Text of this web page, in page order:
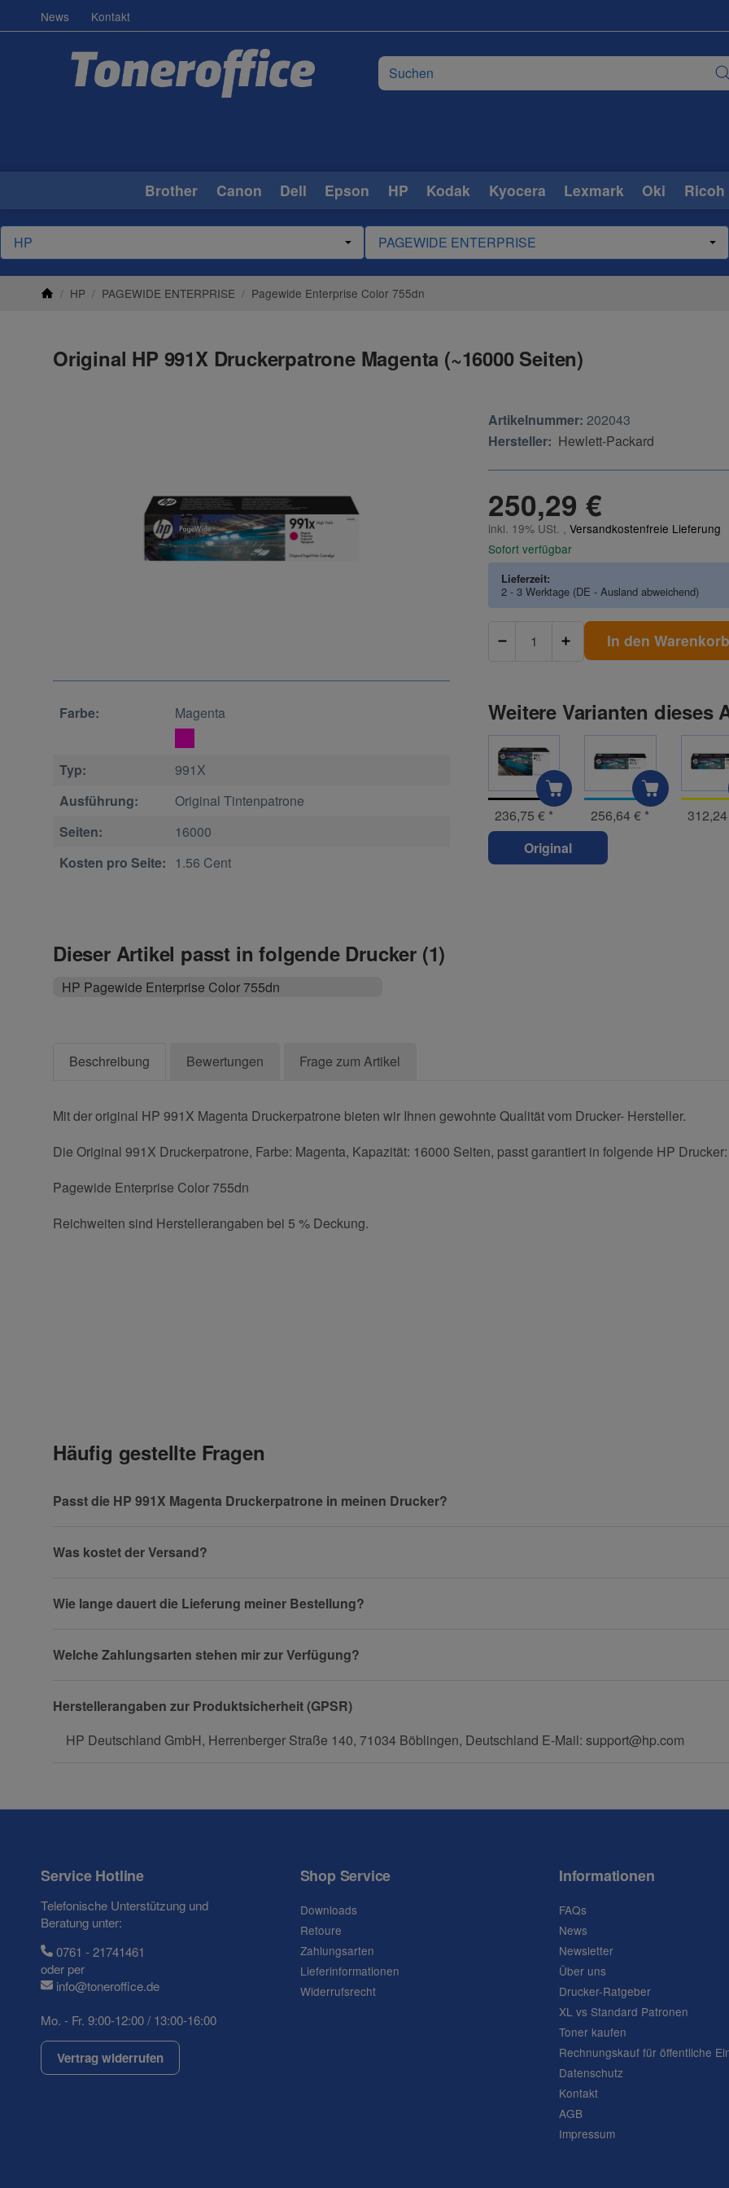
News Kontakt
Brother Canon Dell Epson HP Kodak Kyocera Lexmark Oki Ricoh
/ HP / PAGEWIDE ENTERPRISE / Pagewide Enterprise Color 755dn
Original HP 991X Druckerpatrone Magenta (~16000 Seiten)
Farbe: Magenta
Typ:
991X
Ausführung:
Original Tintenpatrone
Seiten:
16000
Kosten pro Seite: 1.56 Cent
Artikelnummer: 202043
Hersteller: Hewlett-Packard
250,29 €
inkl. 19% USt. ,Versandkostenfreie Lieferung
Sofort verfügbar
Lieferzeit:
2 - 3 Werktage (DE - Ausland abweichend)
In den
Weitere Varianten dieses
236,75 € * 256,64 € *
Original
Dieser Artikel passt in folgende Drucker (1)
HP Pagewide Enterprise Color 755dn
Beschreibung Bewertungen Frage zum Artikel
Mit der original HP 991X Magenta Druckerpatrone bieten wir Ihnen gewohnte Qualität vom Drucker- Hersteller.
Die Original 991X Druckerpatrone, Farbe: Magenta, Kapazität: 16000 Seiten, passt garantiert in folgende HP Drucker:
Pagewide Enterprise Color 755dn
Reichweiten sind Herstellerangaben bei 5 % Deckung.
Telefon
Fax
Ihre Frage
Häufig gestellte Fragen
Passt die HP 991X Magenta Druckerpatrone in meinen Drucker?
Was kostet der Versand?
Wie lange dauert die Lieferung meiner Bestellung?
Welche Zahlungsarten stehen mir zur Verfügung?
Herstellerangaben zur Produktsicherheit (GPSR)
HP Deutschland GmbH, Herrenberger Straße 140, 71034 Böblingen, Deutschland E-Mail: support@hp.com
Service Hotline
Telefonische Unterstützung und
Beratung unter:
0761 - 21741461
oder per
info@toneroffice.de
Mo. - Fr. 9:00-12:00 / 13:00-16:00
Vertrag widerrufen
Shop Service
Downloads
Retoure
Zahlungsarten
Lieferinformationen
Widerrufsrecht
Informationen
FAQs
News
Newsletter
Über uns
Drucker-Ratgeber
XL vs Standard Patronen
Toner kaufen
Rechnungskauf für öffentliche
Datenschutz
Kontakt
AGB
Impressum